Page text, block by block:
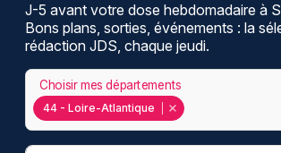
J-5 avant votre dose hebdomadaire à
Bons plans, sorties, événements : la
rédaction JDS, chaque jeudi.
44 - Loire-Atlantique
Choisir mes départements